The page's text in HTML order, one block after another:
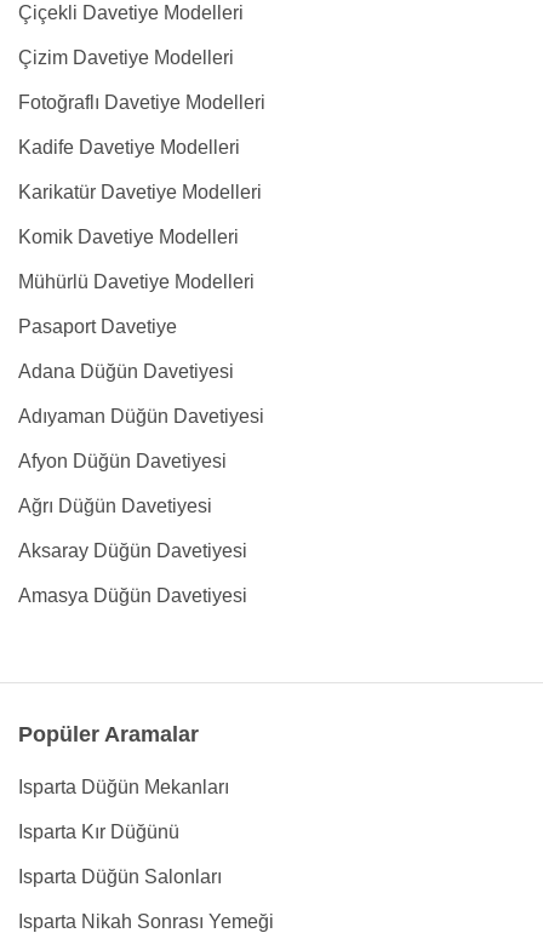
Çiçekli Davetiye Modelleri
Çizim Davetiye Modelleri
Fotoğraflı Davetiye Modelleri
Kadife Davetiye Modelleri
Karikatür Davetiye Modelleri
Komik Davetiye Modelleri
Mühürlü Davetiye Modelleri
Pasaport Davetiye
Adana Düğün Davetiyesi
Adıyaman Düğün Davetiyesi
Afyon Düğün Davetiyesi
Ağrı Düğün Davetiyesi
Aksaray Düğün Davetiyesi
Amasya Düğün Davetiyesi
Popüler Aramalar
Isparta Düğün Mekanları
Isparta Kır Düğünü
Isparta Düğün Salonları
Isparta Nikah Sonrası Yemeği